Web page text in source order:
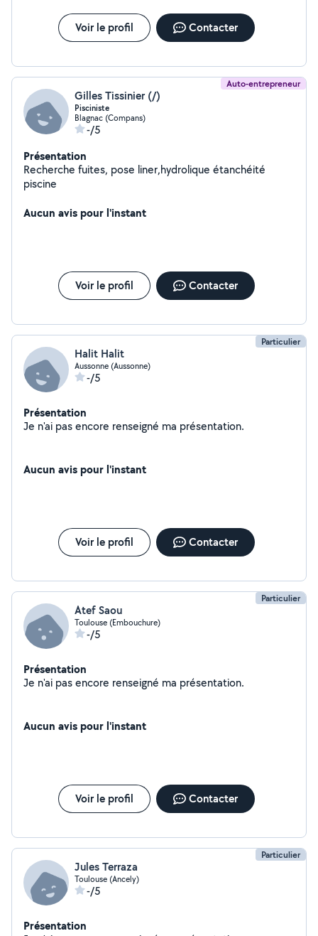
N'ayant pas encore accès au service prenium je vous
laisse entrer en contact avec moi et vous ferai un retour
bientôt pour réaliser vos travaux j'espère. Cordialement.
Voir le profil Contacter
Auto-entrepreneur
Gilles Tissinier (/)
Pisciniste
Blagnac (Compans)
-/5
Présentation
Recherche fuites, pose liner,hydrolique étanchéité
piscine
Aucun avis pour l'instant
Voir le profil Contacter
Particulier
Halit Halit
Aussonne (Aussonne)
-/5
Présentation
Je n'ai pas encore renseigné ma présentation.
Aucun avis pour l'instant
Voir le profil Contacter
Particulier
Atef Saou
Toulouse (Embouchure)
-/5
Présentation
Je n'ai pas encore renseigné ma présentation.
Aucun avis pour l'instant
Voir le profil Contacter
Particulier
Jules Terraza
Toulouse (Ancely)
-/5
Présentation